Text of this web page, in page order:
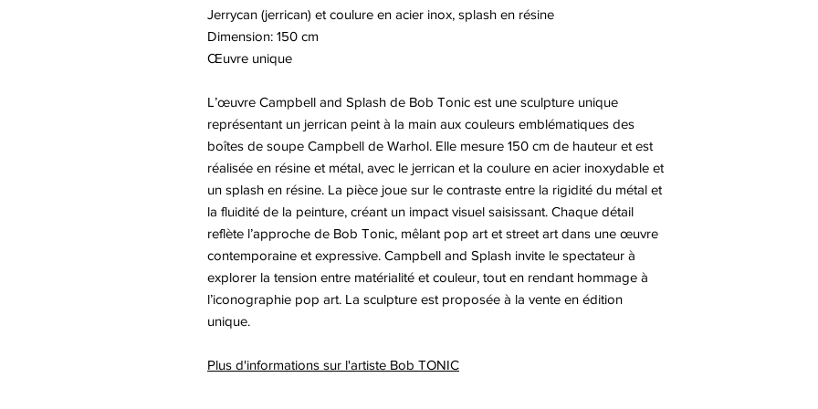
Jerrycan (jerrican) et coulure en acier inox, splash en résine
Dimension: 150 cm
Œuvre unique
L’œuvre Campbell and Splash de Bob Tonic est une sculpture unique
représentant un jerrican peint à la main aux couleurs emblématiques des
boîtes de soupe Campbell de Warhol. Elle mesure 150 cm de hauteur et est
réalisée en résine et métal, avec le jerrican et la coulure en acier inoxydable et
un splash en résine. La pièce joue sur le contraste entre la rigidité du métal et
la fluidité de la peinture, créant un impact visuel saisissant. Chaque détail
reflète l’approche de Bob Tonic, mêlant pop art et street art dans une œuvre
contemporaine et expressive. Campbell and Splash invite le spectateur à
explorer la tension entre matérialité et couleur, tout en rendant hommage à
l’iconographie pop art. La sculpture est proposée à la vente en édition
unique.
Plus d'informations sur l'artiste Bob TONIC